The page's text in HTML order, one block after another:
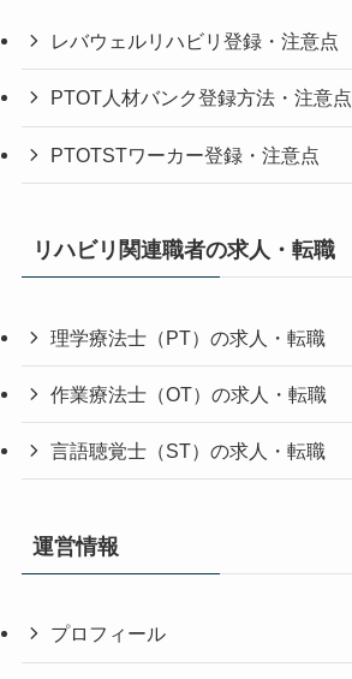
レバウェルリハビリ登録・注意点
PTOT人材バンク登録方法・注意点
PTOTSTワーカー登録・注意点
リハビリ関連職者の求人・転職
理学療法士（PT）の求人・転職
作業療法士（OT）の求人・転職
言語聴覚士（ST）の求人・転職
運営情報
プロフィール